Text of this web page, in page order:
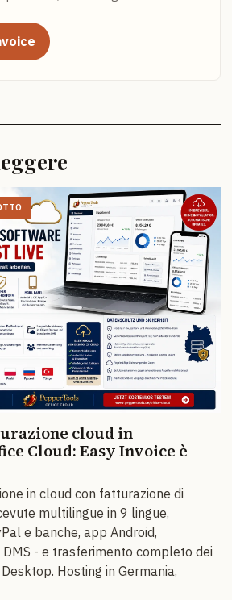
cloud in
Cloud: Easy Invoice è
in cloud con fatturazione di
multilingue in 9 lingue,
e banche, app Android,
DMS - e trasferimento completo dei
Hosting in Germania,